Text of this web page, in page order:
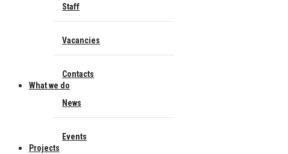
Staff
Vacancies
Contacts
What we do
News
Events
Projects